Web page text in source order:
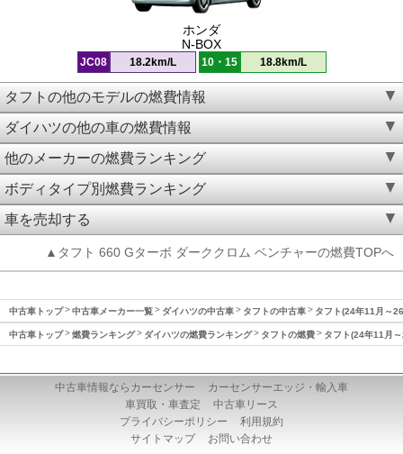
ホンダ
N-BOX
JC08 18.2km/L 10・15 18.8km/L
タフトの他のモデルの燃費情報
ダイハツの他の車の燃費情報
他のメーカーの燃費ランキング
ボディタイプ別燃費ランキング
車を売却する
▲タフト 660 Gターボ ダーククロム ベンチャーの燃費TOPへ
中古車トップ 中古車メーカー一覧 ダイハツの中古車 タフトの中古車 タフト(24年11月～
中古車トップ 燃費ランキング ダイハツの燃費ランキング タフトの燃費 タフト(24年11月
中古車情報ならカーセンサー
カーセンサーエッジ・輸入車
車買取・車査定
中古車リース
プライバシーポリシー
利用規約
サイトマップ
お問い合わせ